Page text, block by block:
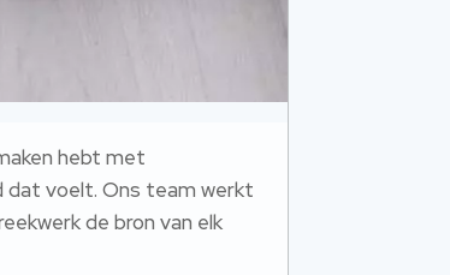
hebt met
dat voelt. Ons team werkt
de bron van elk